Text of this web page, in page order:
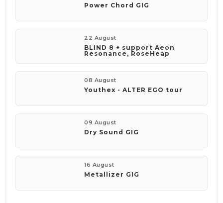
Power Chord GIG
22 August
BLIND 8 + support Aeon
Resonance, RoseHeap
08 August
Youthex - ALTER EGO tour
09 August
Dry Sound GIG
16 August
Metallizer GIG